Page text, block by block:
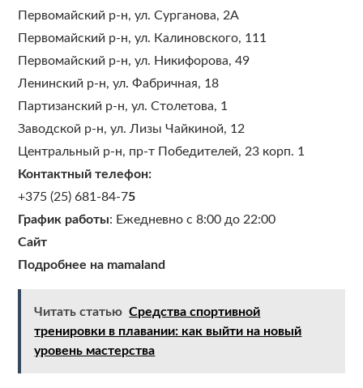
Первомайский р-н, ул. Сурганова, 2А
Первомайский р-н, ул. Калиновского, 111
Первомайский р-н, ул. Никифорова, 49
Ленинский р-н, ул. Фабричная, 18
Партизанский р-н, ул. Столетова, 1
Заводской р-н, ул. Лизы Чайкиной, 12
Центральный р-н, пр-т Победителей, 23 корп. 1
Контактный телефон:
+375 (25) 681-84-75
График работы: Ежедневно с 8:00 до 22:00
Сайт
Подробнее на mamaland
Читать статью Средства спортивной
тренировки в плавании: как выйти на новый
уровень мастерства